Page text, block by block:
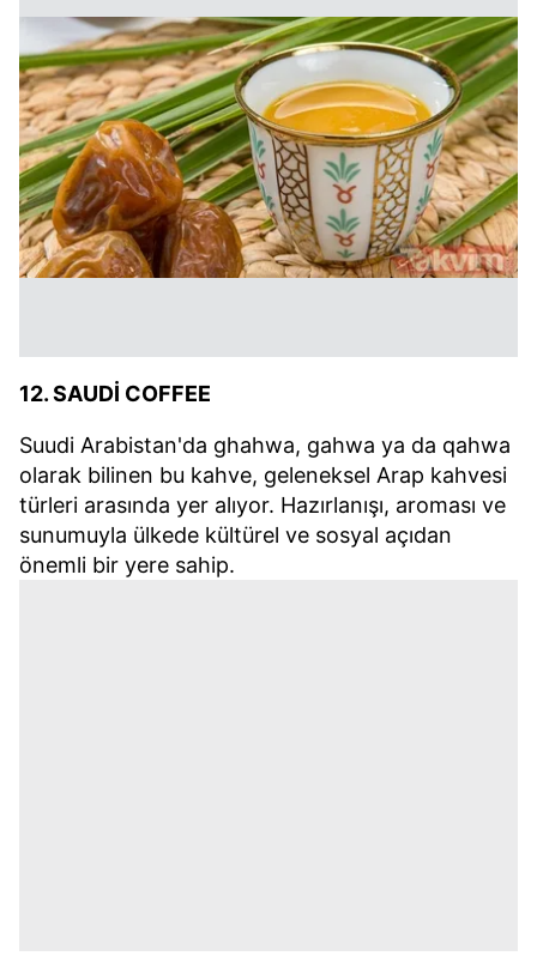
12. SAUDİ COFFEE
Suudi Arabistan'da ghahwa, gahwa ya da qahwa
olarak bilinen bu kahve, geleneksel Arap kahvesi
türleri arasında yer alıyor. Hazırlanışı, aroması ve
sunumuyla ülkede kültürel ve sosyal açıdan
önemli bir yere sahip.